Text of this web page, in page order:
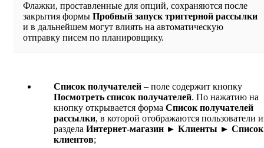
Флажки, проставленные для опций, сохраняются после
закрытия формы Пробный запуск триггерной рассылки
и в дальнейшем могут влиять на автоматическую
отправку писем по планировщику.
Список получателей – поле содержит кнопку
Посмотреть список получателей. По нажатию на
кнопку открывается форма Список получателей
рассылки, в которой отображаются пользователи
раздела Интернет-магазин ► Клиенты ► Список
клиентов;